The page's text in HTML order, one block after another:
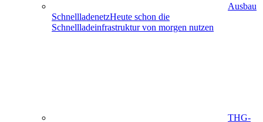
Ausbau
SchnellladenetzHeute schon die
Schnellladeinfrastruktur von morgen nutzen
THG-